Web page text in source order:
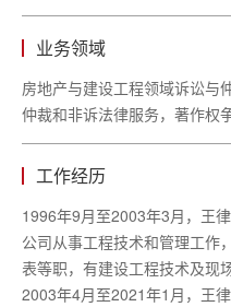
业务领域
房地产与建设工程领域诉讼与
仲裁和非诉法律服务，著作权争
工作经历
1996年9月至2003年3月，王
公司从事工程技术和管理工作
表等职，有建设工程技术及现
2003年4月至2021年1月，王